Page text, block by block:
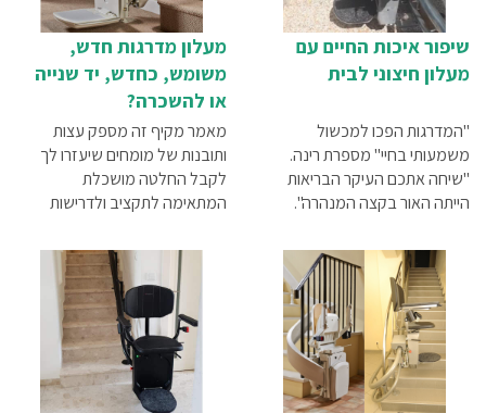
שיפור איכות החיים עם
מעלון חיצוני לבית
"המדרגות הפכו למכשול
משמעותי בחיי" מספרת רינה.
"שיחה אתכם העיקר הבריאות
הייתה האור בקצה המנהרה".
מעלון מדרגות חדש,
משומש, כחדש, יד שנייה
או להשכרה?
מאמר מקיף זה מספק עצות
ותובנות של מומחים שיעזרו לך
לקבל החלטה מושכלת
המתאימה לתקציב ולדרישות